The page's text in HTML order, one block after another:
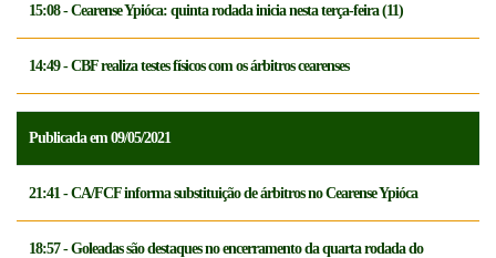
15:08 - Cearense Ypióca: quinta rodada inicia nesta terça-feira (11)
14:49 - CBF realiza testes físicos com os árbitros cearenses
Publicada em 09/05/2021
21:41 - CA/FCF informa substituição de árbitros no Cearense Ypióca
18:57 - Goleadas são destaques no encerramento da quarta rodada do